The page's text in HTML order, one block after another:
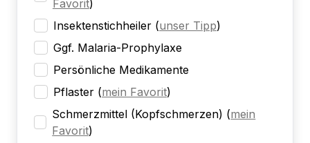
Favorit)
Insektenstichheiler (unser Tipp)
Ggf. Malaria-Prophylaxe
Persönliche Medikamente
Pflaster (mein Favorit)
Schmerzmittel (Kopfschmerzen) (mein
Favorit)